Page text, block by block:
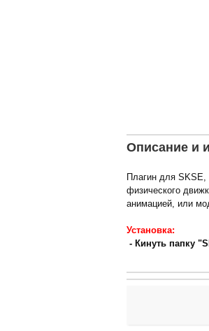
Описание и
Плагин для SKSE,
физического
анимацией, или
Установка:
- Кинуть папку